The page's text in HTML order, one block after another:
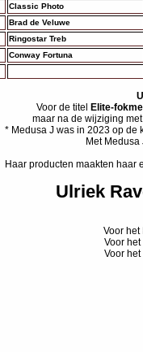
Classic Photo
Brad de Veluwe
Ringostar Treb
Conway Fortuna
Voor de titel
Elite-
maar na de wijziging
* Medusa J was in 2023 op de
Met
Haar producten maakten haar
Ulriek
Voor het
Voor
Voor